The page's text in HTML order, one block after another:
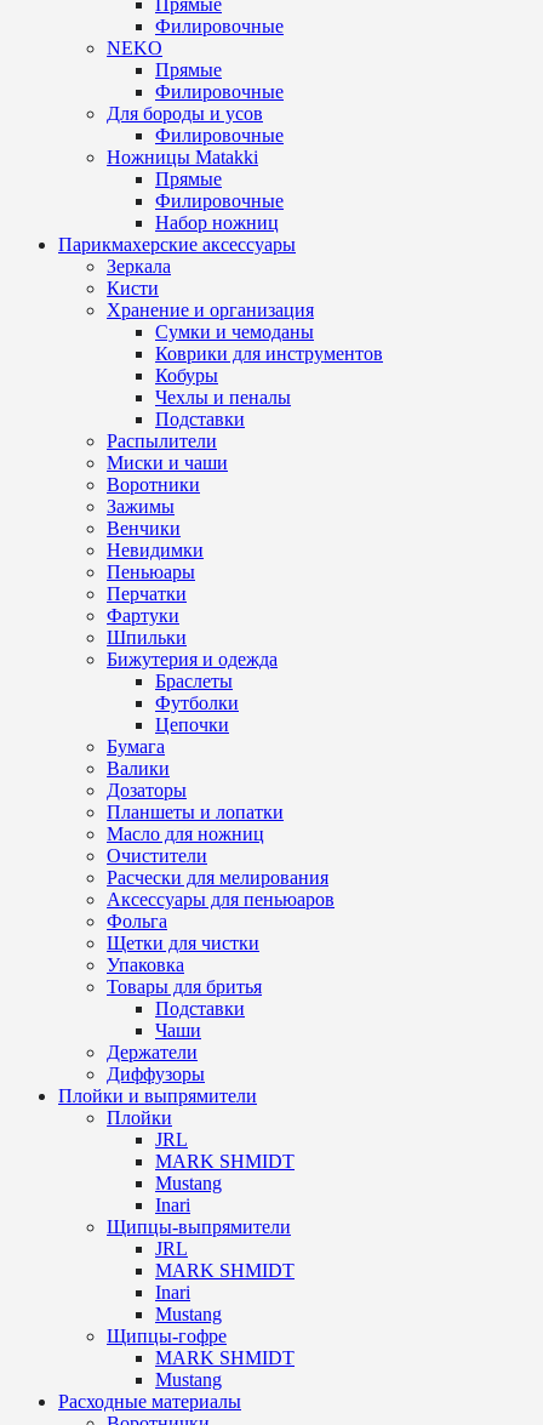
Прямые
Филировочные
NEKO
Прямые
Филировочные
Для бороды и усов
Филировочные
Ножницы Matakki
Прямые
Филировочные
Набор ножниц
Парикмахерские аксессуары
Зеркала
Кисти
Хранение и организация
Сумки и чемоданы
Коврики для инструментов
Кобуры
Чехлы и пеналы
Подставки
Распылители
Миски и чаши
Воротники
Зажимы
Венчики
Невидимки
Пеньюары
Перчатки
Фартуки
Шпильки
Бижутерия и одежда
Браслеты
Футболки
Цепочки
Бумага
Валики
Дозаторы
Планшеты и лопатки
Масло для ножниц
Очистители
Расчески для мелирования
Аксессуары для пеньюаров
Фольга
Щетки для чистки
Упаковка
Товары для бритья
Подставки
Чаши
Держатели
Диффузоры
Плойки и выпрямители
Плойки
JRL
MARK SHMIDT
Mustang
Inari
Щипцы-выпрямители
JRL
MARK SHMIDT
Inari
Mustang
Щипцы-гофре
MARK SHMIDT
Mustang
Расходные материалы